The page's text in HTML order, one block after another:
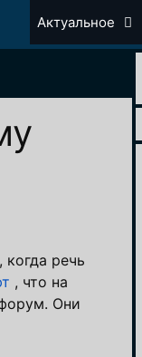
Актуальное
речь
, что на
Они